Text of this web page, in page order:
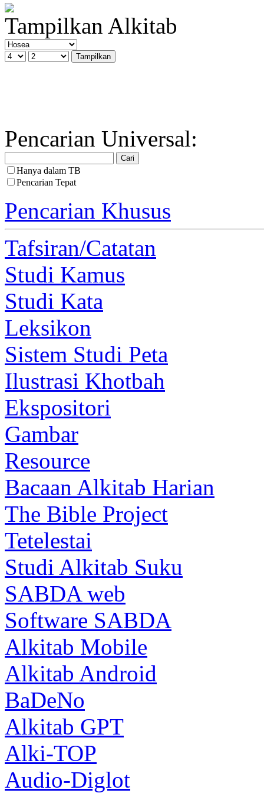
Tampilkan Alkitab
Pencarian Universal:
Hanya dalam TB
Pencarian Tepat
Pencarian Khusus
Tafsiran/Catatan
Studi Kamus
Studi Kata
Leksikon
Sistem Studi Peta
Ilustrasi Khotbah
Ekspositori
Gambar
Resource
Bacaan Alkitab Harian
The Bible Project
Tetelestai
Studi Alkitab Suku
SABDA web
Software SABDA
Alkitab Mobile
Alkitab Android
BaDeNo
Alkitab GPT
Alki-TOP
Audio-Diglot